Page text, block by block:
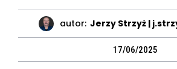
autor: Jerzy Strzyż |
17/06/2025